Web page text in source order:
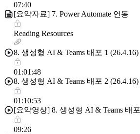
07:40
[요약자료] 7. Power Automate 연동
Reading Resources
8. 생성형 AI & Teams 배포 1 (26.4.16)
01:01:48
8. 생성형 AI & Teams 배포 2 (26.4.16)
01:10:53
[요약영상] 8. 생성형 AI & Teams 배포
09:26